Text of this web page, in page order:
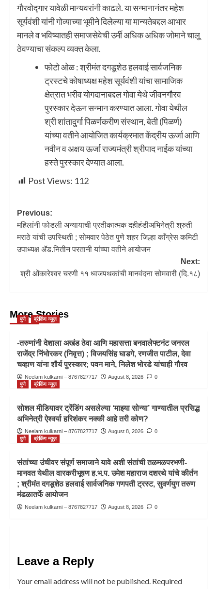
गौरवोद्गार यावेळी मान्यवरांनी काढले. या सन्मानानंतर महेश
सूर्यवंशी यांनी गोव्याच्या भूमीने दिलेल्या या मान्यतेबद्दल आभार
मानले व भविष्यातही समाजसेवेची उर्मी अधिक अधिक जोमाने चालू
ठेवण्याचा संकल्प व्यक्त केला.
फोटो ओळ : श्रीमंत दगडूशेठ हलवाई सार्वजनिक
ट्रस्टचे कोषाध्यक्ष महेश सूर्यवंशी यांचा सामाजिक
क्षेत्रात भरीव योगदानाबद्दल गोवा येथे जीवनगौरव
पुरस्कार देऊन सन्मान करण्यात आला. गोवा येथील
श्री शांतादुर्गा पिळर्णकरीण संस्थान, बेती (पिळर्ण)
यांच्या वतीने आयोजित कार्यक्रमात केंद्रीय ऊर्जा आणि
नवीन व अक्षय ऊर्जा राज्यमंत्री श्रीपाद नाईक यांच्या
हस्ते पुरस्कार देण्यात आला.
Post Views: 112
Previous:
महिलांनी फोडली अन्यायाची प्रतीकात्मक दहीहंडीअभिनेत्री श्रुती
मराठे यांची उपस्थिती ; सोमवार पेठेत पुणे शहर जिल्हा काँग्रेस कमिटी
उपाध्यक्ष ॲड.नितीन परतानी यांच्या वतीने आयोजन
Next:
श्री ओंकारेश्वर चरणी ११ ध्वजपथकांची मानवंदना सोमवारी (दि.१८)
More Stories
पुणे ब्रेकिंग न्यूज़
-तरुणांनी देशाला अखंड ठेवा आणि महासत्ता बनवालेफ्टनंट जनरल
राजेंद्र निंभोरकर (निवृत्त) ; विजयसिंह घाडगे, रणजीत पाटील, देवा
चव्हाण यांना शौर्य पुरस्कार; पवन माने, निलेश भोरडे यांचाही गौरव
Neelam kulkarni – 8767827717 August 8, 2026
0
पुणे
ब्रेकिंग न्यूज़
सोशल मीडियावर ट्रेंडिंग असलेल्या ‘माझ्या सोन्या’ गाण्यातील प्रसिद्ध
अभिनेत्री ऐश्वर्या हरिशंकर नक्की आहे तरी कोण?
Neelam kulkarni – 8767827717 August 8, 2026
0
पुणे
ब्रेकिंग न्यूज़
संतांच्या उंचीवर संपूर्ण समाजाने यावे अशी संतांची तळमळपरभणी-
मानवत येथील वारकरीभूषण ह.भ.प. उमेश महाराज दशरथे यांचे कीर्तन
; श्रीमंत दगडूशेठ हलवाई सार्वजनिक गणपती ट्रस्ट, सुवर्णयुग तरुण
मंडळातर्फे आयोजन
Neelam kulkarni – 8767827717 August 8, 2026 0
Leave a Reply
Your email address will not be published. Required